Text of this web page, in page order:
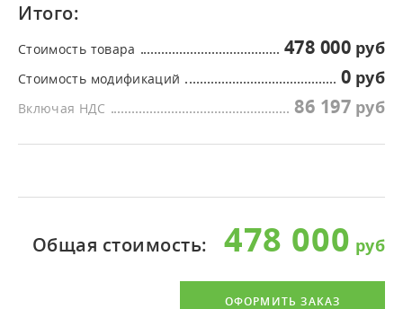
Итого:
Стоимость товара 478 000
Стоимость модификаций 0
Включая НДС 86 197
Общая стоимость: 478 000
ОФОРМИТЬ ЗАКАЗ